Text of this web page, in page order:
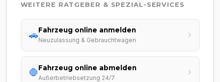
WEITERE RATGEBER & SPEZIAL-SERVICES
🚗Fahrzeug online anmelden
Neuzulassung & Gebrauchtwagen
🛑Fahrzeug online abmelden
Außerbetriebsetzung 24/7